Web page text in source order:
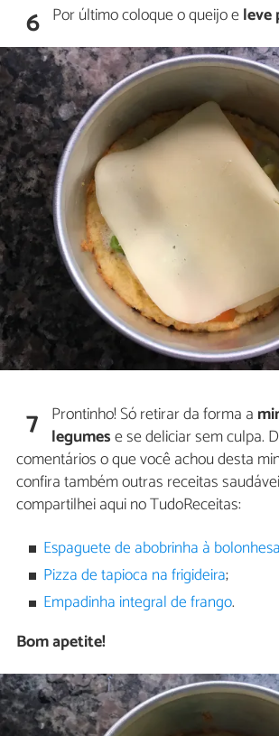
6 Por último coloque o queijo eleve
7 Prontinho! Só retirar da forma a
legumese se deliciar sem culpa.
comentários o que você achou desta
confira também outras receitas
compartilhei aqui no TudoReceitas:
Espaguete de abobrinha à
Pizza de tapioca na frigideira;
Empadinha integral de frango.
Bom apetite!